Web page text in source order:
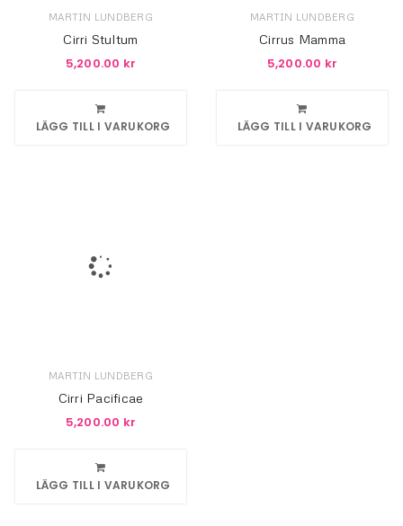
MARTIN LUNDBERG
Cirri Stultum
5,200.00 kr
LÄGG TILL I VARUKORG
MARTIN LUNDBERG
Cirrus Mamma
5,200.00 kr
LÄGG TILL I VARUKORG
MARTIN LUNDBERG
Cirri Pacificae
5,200.00 kr
LÄGG TILL I VARUKORG